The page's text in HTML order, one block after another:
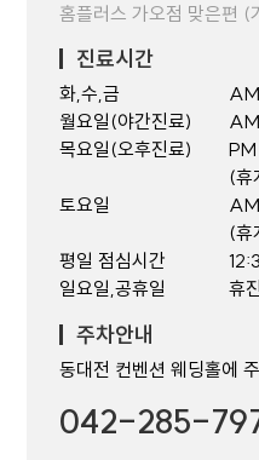
홈플러스 가오점 맞은편 (
진료시간
화,수,금
월요일(야간진료)
목요일(오후진료)
토요일
평일 점심시간
일요일,공휴일
(
(휴
휴진
주차안내
동대전 컨벤션 웨딩홀에
042-285-